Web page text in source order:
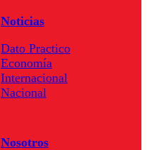
Noticias
Dato Practico
Economía
Internacional
Nacional
Nosotros